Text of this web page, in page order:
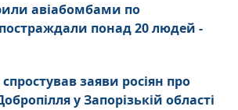
авіабомбами по
понад 20 людей -
заяви росіян про
у Запорізькій області